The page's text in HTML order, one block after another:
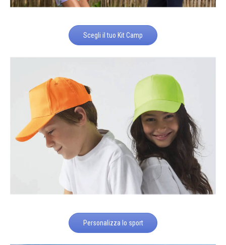
Scegli il tuo Kit Camp
Personalizza lo sport